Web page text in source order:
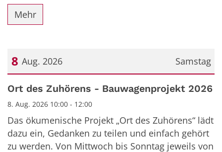
Mehr
Samstag
8 Aug. 2026
Datum: 8. August 2026
Ort des Zuhörens - Bauwagenprojekt 2026
8. Aug. 2026 10:00 - 12:00
Das ökumenische Projekt „Ort des Zuhörens“ lädt
dazu ein, Gedanken zu teilen und einfach gehört
zu werden. Von Mittwoch bis Sonntag jeweils von